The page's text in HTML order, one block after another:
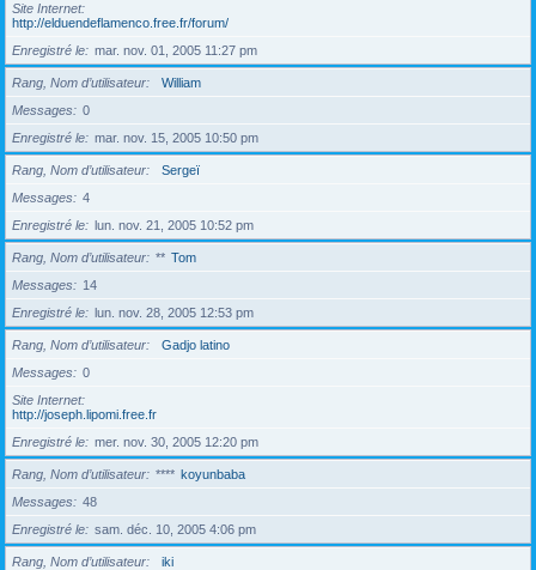
Site Internet
http://elduendeflamenco.free.fr/forum/
Enregistré le
mar. nov. 01, 2005 11:27 pm
Rang, Nom d’utilisateur
William
Messages
0
Enregistré le
mar. nov. 15, 2005 10:50 pm
Rang, Nom d’utilisateur
Sergeï
Messages
4
Enregistré le
lun. nov. 21, 2005 10:52 pm
Rang, Nom d’utilisateur ** Tom
Messages
14
Enregistré le
lun. nov. 28, 2005 12:53 pm
Rang, Nom d’utilisateur
Gadjo latino
Messages
0
Site Internet
http://joseph.lipomi.free.fr
Enregistré le
mer. nov. 30, 2005 12:20 pm
Rang, Nom d’utilisateur **** koyunbaba
Messages
48
Enregistré le
sam. déc. 10, 2005 4:06 pm
Rang, Nom d’utilisateur
iki